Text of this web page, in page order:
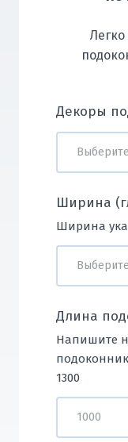
Легко
Декоры
Ширина
Ширина
Длина
Напишите
1300